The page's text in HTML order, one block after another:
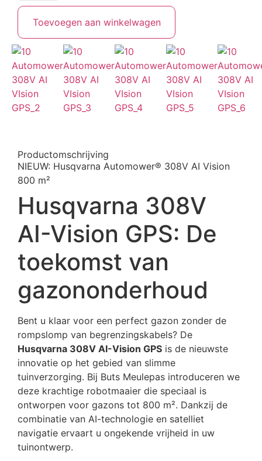
Toevoegen aan winkelwagen
Productomschrijving
NIEUW: Husqvarna Automower® 308V AI Vision
800 m²
Husqvarna 308V
AI-Vision GPS: De
toekomst van
gazononderhoud
Bent u klaar voor een perfect gazon zonder de
rompslomp van begrenzingskabels? De
Husqvarna 308V AI-Vision GPS is de nieuwste
innovatie op het gebied van slimme
tuinverzorging. Bij Buts Meulepas introduceren we
deze krachtige robotmaaier die speciaal is
ontworpen voor gazons tot 800 m². Dankzij de
combinatie van AI-technologie en satelliet
navigatie ervaart u ongekende vrijheid in uw
tuinontwerp.